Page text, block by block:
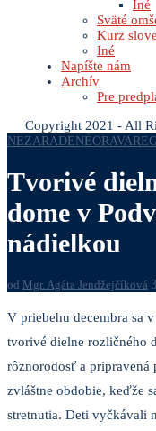
Iné
Sväté
Kurz
Iné
Napíšte nám
Archív
Pre
Copyright 2021 - All
NEZARADENÉORAVA
Tvorivé
dome v
nádielkou
od Mgr. Agáta Jendžejčíková
V priebehu decembra sa
tvorivé dielne rozličného
rôznorodosť a
zvláštne obdobie, keďže
stretnutia. Deti vyčkávali